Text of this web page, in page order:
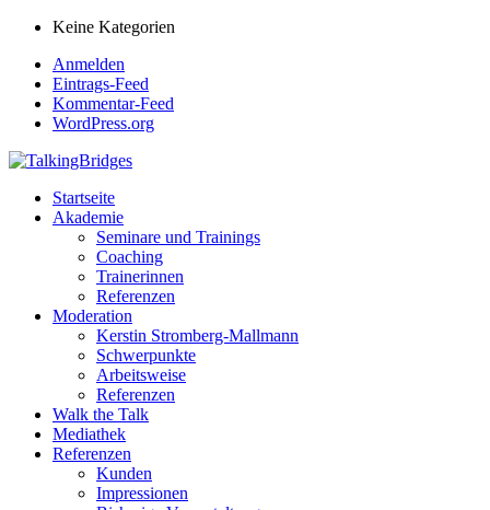
Keine Kategorien
Anmelden
Eintrags-Feed
Kommentar-Feed
WordPress.org
Startseite
Akademie
Seminare und Trainings
Coaching
Trainerinnen
Referenzen
Moderation
Kerstin Stromberg-Mallmann
Schwerpunkte
Arbeitsweise
Referenzen
Walk the Talk
Mediathek
Referenzen
Kunden
Impressionen